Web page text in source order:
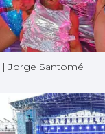
|Jorge Santomé